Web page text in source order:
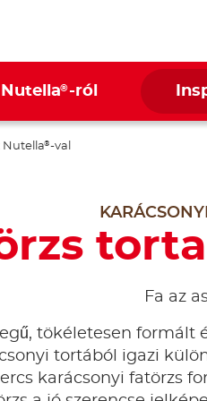
® -ról
Nutella®-val
Fa az
tökéletesen formált
tortából igazi
karácsonyi fatörzs